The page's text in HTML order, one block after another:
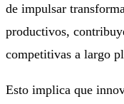
de impulsar
productivos,
competitivas a largo
Esto implica que